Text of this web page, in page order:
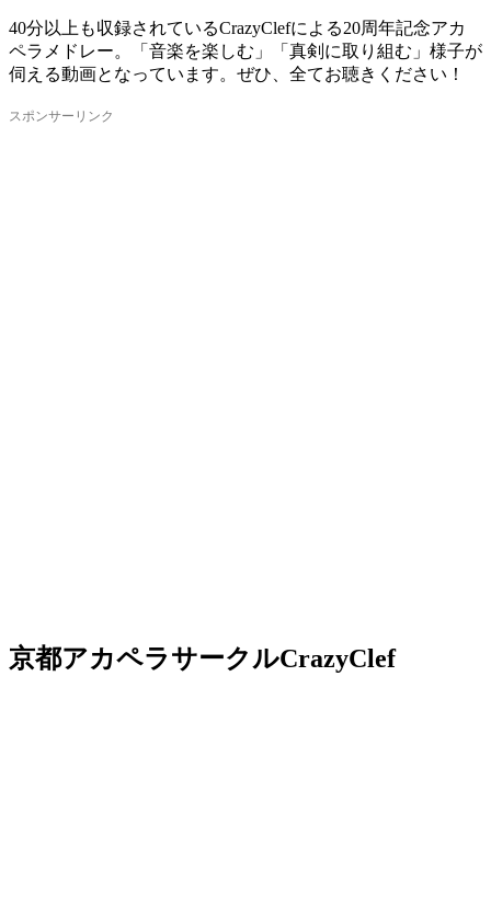
40分以上も収録されているCrazyClefによる20周年記念アカ
ペラメドレー。「音楽を楽しむ」「真剣に取り組む」様子が
伺える動画となっています。ぜひ、全てお聴きください！
京都アカペラサークルCrazyClef